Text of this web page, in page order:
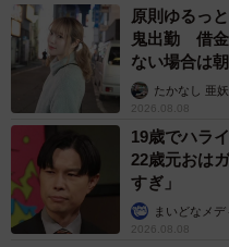
原則ゆるっ
鬼出勤 借
ない場合は
ストに取材】
たかなし 亜妖
2026.08.08
19歳でハラ
22歳元おは
すぎ」
まいどなメデ
2026.08.08